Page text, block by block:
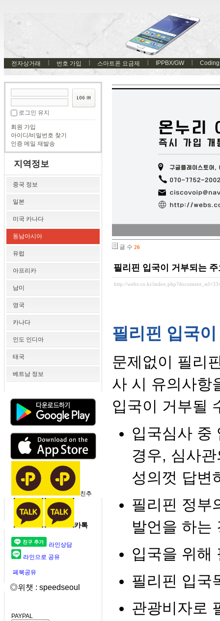
전자상거래 번호 가입 스마트폰 요금제 IPPBX/GW Coding
로그인 유지
회원 가입
아이디/비밀번호 찾기
인증 메일 재발송
지역정보
중국 정보
일본
미국 카나다
동남아시아
유럽
아프리카
남미
영국
카나다
인도 인디아
태국
베트남 정보
친추
카톡
라인상담
라인으로 공유
페북공유
◎위챗 : speedseoul
PAYPAL
글 수 26
필리핀 입국이 거부되는
http://webs.co.kr/
필리핀 입국
문제없이 필리
사 시 유의사항
입국이 거부될
입국심사 중
경우, 심사
성의껏 답변
필리핀 정부
발언을 하는
입국을 위해
필리핀 입국
관광비자로